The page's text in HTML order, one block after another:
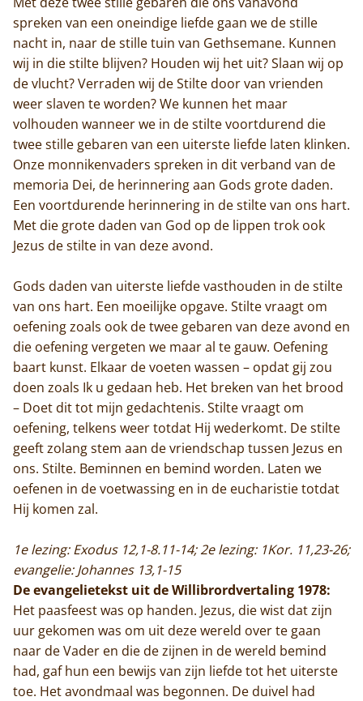
Home
Trappisten
De abdij
Actueel
Monnik worden
Contact
spreken van een oneindige liefde gaan we de stille
nacht in, naar de stille tuin van Gethsemane. Kunnen
wij in die stilte blijven? Houden wij het uit? Slaan wij op
de vlucht? Verraden wij de Stilte door van vrienden
weer slaven te worden? We kunnen het maar
volhouden wanneer we in de stilte voortdurend die
twee stille gebaren van een uiterste liefde laten klinken.
Onze monnikenvaders spreken in dit verband van de
memoria Dei, de herinnering aan Gods grote daden.
Een voortdurende herinnering in de stilte van ons hart.
Met die grote daden van God op de lippen trok ook
Jezus de stilte in van deze avond.
Gods daden van uiterste liefde vasthouden in de stilte
van ons hart. Een moeilijke opgave. Stilte vraagt om
oefening zoals ook de twee gebaren van deze avond en
die oefening vergeten we maar al te gauw. Oefening
baart kunst. Elkaar de voeten wassen – opdat gij zou
doen zoals Ik u gedaan heb. Het breken van het brood
– Doet dit tot mijn gedachtenis. Stilte vraagt om
oefening, telkens weer totdat Hij wederkomt. De stilte
geeft zolang stem aan de vriendschap tussen Jezus en
ons. Stilte. Beminnen en bemind worden. Laten we
oefenen in de voetwassing en in de eucharistie totdat
Hij komen zal.
1e lezing: Exodus 12,1-8.11-14; 2e lezing: 1Kor. 11,23-26;
evangelie: Johannes 13,1-15
De evangelietekst uit de Willibrordvertaling 1978:
Het paasfeest was op handen. Jezus, die wist dat zijn
uur gekomen was om uit deze wereld over te gaan
naar de Vader en die de zijnen in de wereld bemind
had, gaf hun een bewijs van zijn liefde tot het uiterste
toe. Het avondmaal was begonnen. De duivel had